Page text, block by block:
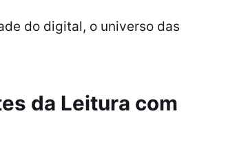
do digital, o universo das
da Leitura com